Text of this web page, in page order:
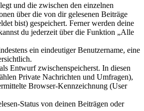
und die zwischen den einzelnen
über die von dir gelesenen Beiträge
bist) gespeichert. Ferner werden deine
du jederzeit über die Funktion „Alle
ein eindeutiger Benutzername, eine
Entwurf zwischenspeicherst. In diesen
Private Nachrichten und Umfragen),
Browser-Kennzeichnung (User
Status von deinen Beiträgen oder